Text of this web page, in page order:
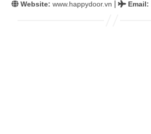
Website: www.happydoor.vn Email: